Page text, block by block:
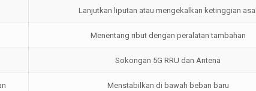
Lanjutkan liputan atau mengekalkan ketinggian asal
Menentang ribut dengan peralatan tambahan
Sokongan 5G RRU dan Antena
Menstabilkan di bawah beban baru